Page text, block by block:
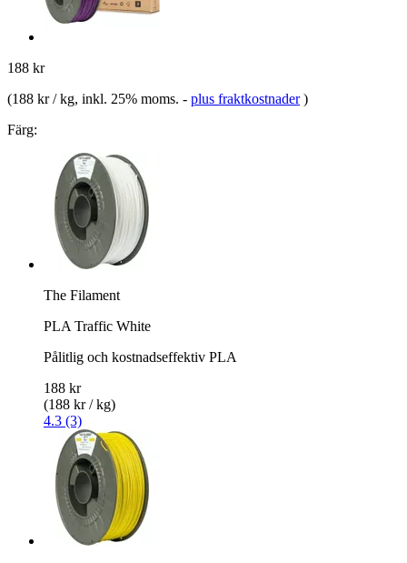
188 kr
(188 kr / kg, inkl. 25% moms. - plus fraktkostnader )
Färg:
The Filament
PLA Traffic White
Pålitlig och kostnadseffektiv PLA
188 kr
(188 kr / kg)
4.3 (3)